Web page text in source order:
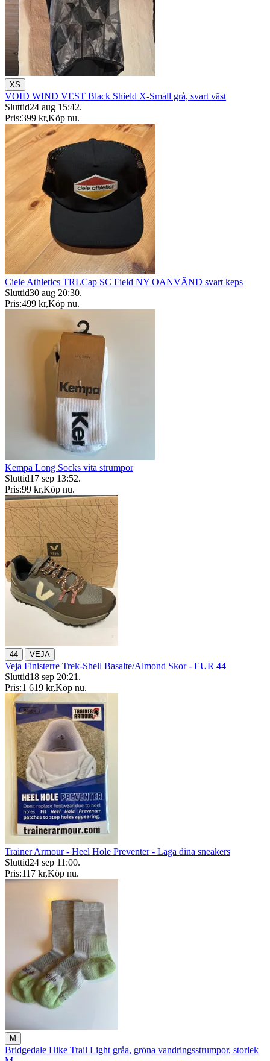
XS
VOID WIND VEST Black Shield X-Small grå, svart väst
Sluttid24 aug 15:42.
Pris:399 kr,Köp nu.
Ciele Athletics TRLCap SC Field NY OANVÄND svart keps
Sluttid30 aug 20:30.
Pris:499 kr,Köp nu.
Kempa Long Socks vita strumpor
Sluttid17 sep 13:52.
Pris:99 kr,Köp nu.
44 | VEJA
Veja Finisterre Trek-Shell Basalte/Almond Skor - EUR 44
Sluttid18 sep 20:21 .
Pris:1 619 kr,Köp nu.
Trainer Armour - Heel Hole Preventer - Laga dina sneakers
Sluttid24 sep 11:00.
Pris:117 kr,Köp nu.
M
Bridgedale Hike Trail Light gråa, gröna vandringsstrumpor, storlek